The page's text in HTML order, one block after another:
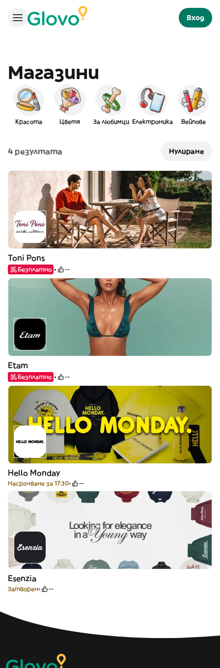
Вход
Магазини
Красота Цветя За любимци Електроника Вейпове
4 резултата Нулиране
Toni Pons
Безплатно --
Etam
Безплатно --
Hello Monday
Насрочване за 17:30 --
Esenzia
Затворен --